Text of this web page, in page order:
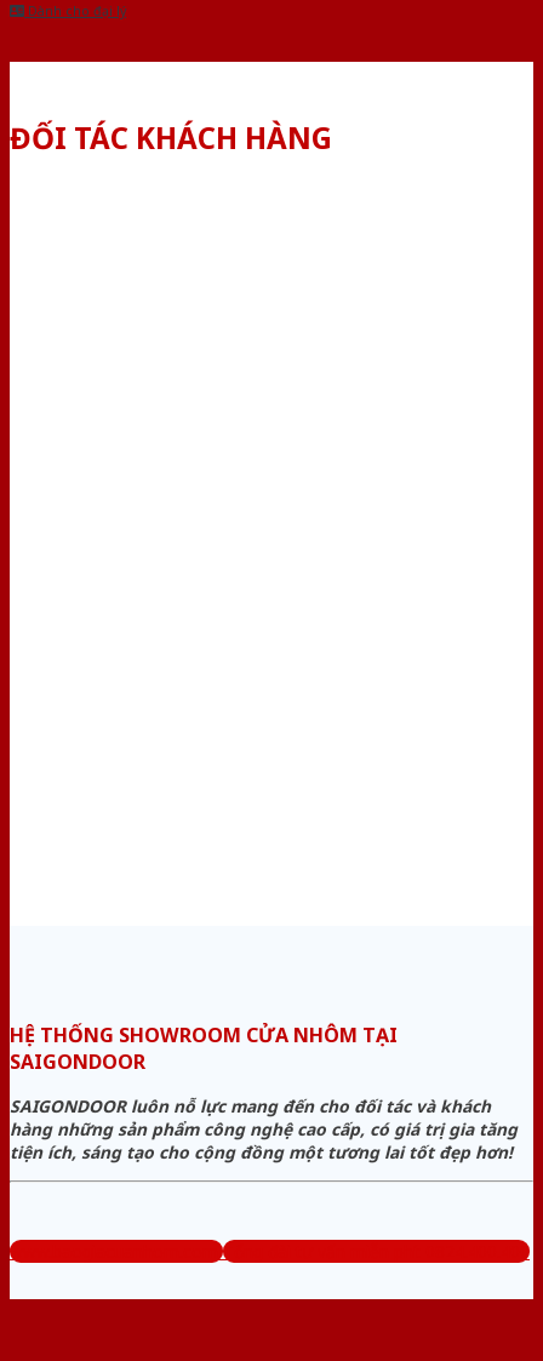
Dành cho đại lý
ĐỐI TÁC KHÁCH HÀNG
HỆ THỐNG SHOWROOM CỬA NHÔM TẠI
SAIGONDOOR
SAIGONDOOR luôn nỗ lực mang đến cho đối tác và khách
hàng những sản phẩm công nghệ cao cấp, có giá trị gia tăng
tiện ích, sáng tạo cho cộng đồng một tương lai tốt đẹp hơn!
www.baogiacuanhom.com Tổng đài tư vấn miễn phí: 0824.400.400